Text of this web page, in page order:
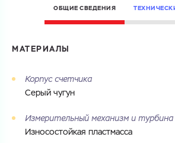
ОБЩИЕ СВЕДЕНИЯ
МАТЕРИАЛЫ
Корпус счетчика
Серый чугун
Измерительный механизм и турбина
Износостойкая пластмасса